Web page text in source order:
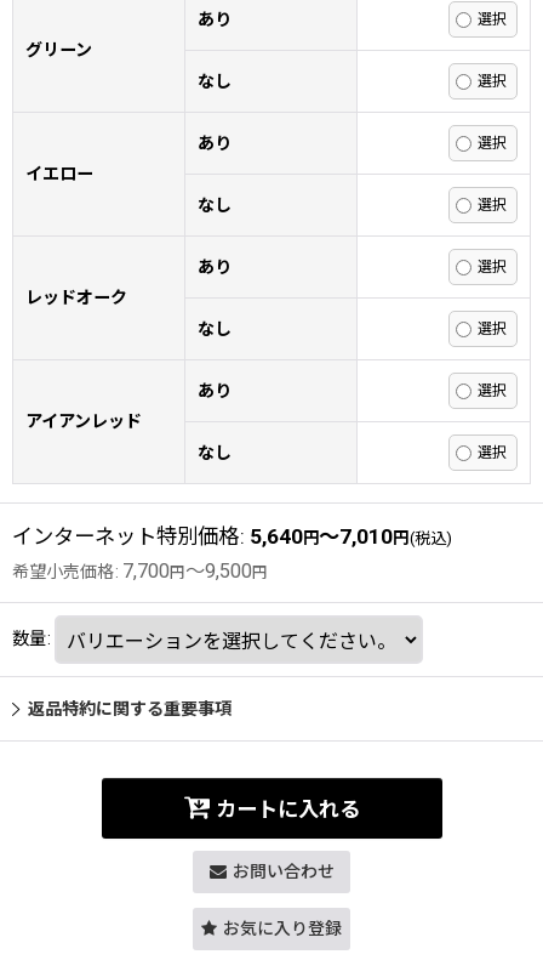
グリーン
あり
なし
イエロー
あり
なし
レッドオーク
あり
なし
アイアンレッド
あり
なし
インターネット特別価格: 5,640円～7,010円 (税込)
希望小売価格: 7,700 円 ～9,500 円
数量:
返品特約に関する重要事項
カートに入れる
お問い合わせ
お気に入り登録